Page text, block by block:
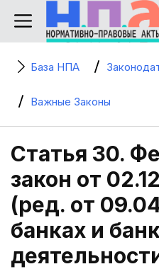
База НПА
Важные Законы
Статья 30.
закон от
(ред. от
банках и